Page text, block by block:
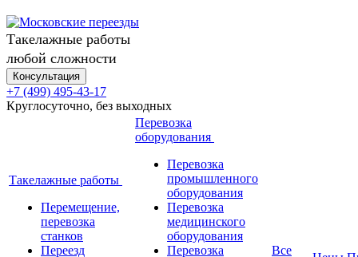
Такелажные работы
любой сложности
Консультация
+7 (499) 495-43-17
Круглосуточно, без выходных
Такелажные работы
Перемещение,
перевозка
станков
Переезд
Перевозка
оборудования
Перевозка
промышленного
оборудования
Перевозка
медицинского
оборудования
Перевозка
Все